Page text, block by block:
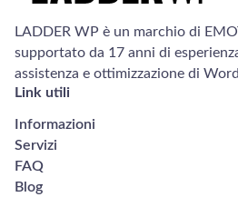
LADDER WP è un marchio di
supportato da 17 anni di
assistenza e ottimizzazione di
Link utili
Informazioni
Servizi
FAQ
Blog